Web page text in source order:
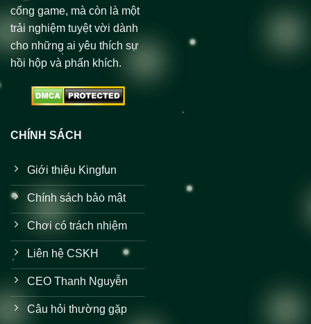
cổng game, mà còn là một
trải nghiệm tuyệt vời dành
cho những ai yêu thích sự
hồi hộp và phấn khích.
CHÍNH SÁCH
Giới thiệu Kingfun
Chính sách bảo mật
Chơi có trách nhiệm
Liên hệ CSKH
CEO Thanh Nguyễn
Câu hỏi thường gặp